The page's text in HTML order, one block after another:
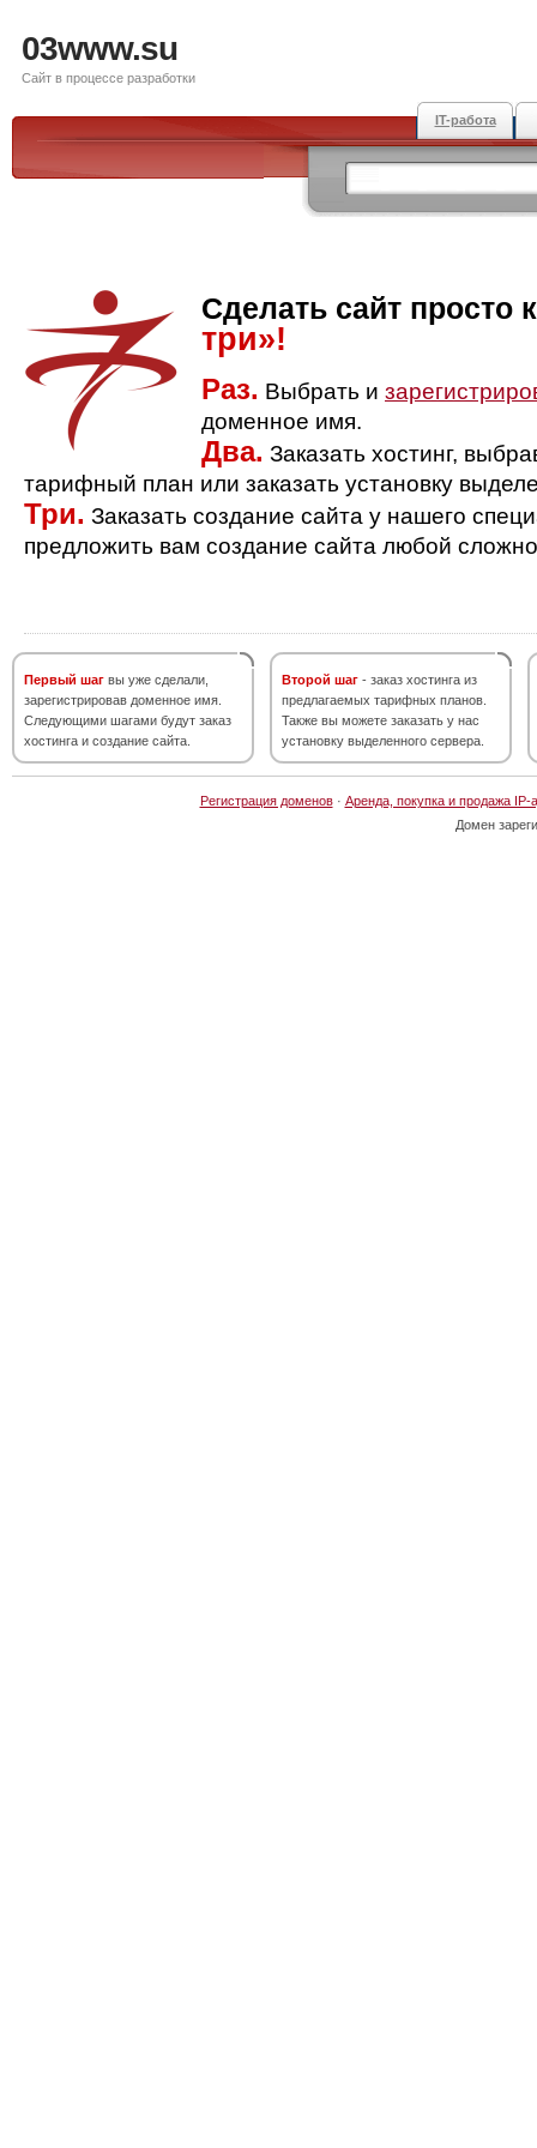
03www.su
Сайт в процессе разработки
IT-работа
Сделать сайт просто
три»!
Раз. Выбрать и
доменное имя.
Два. Заказать хостинг,
тарифный план или заказать установку
Три. Заказать создание сайта у нашего
предложить вам создание сайта любой
Первый шаг вы уже сделали,
зарегистрировав доменное имя.
Следующими шагами будут заказ
хостинга и создание сайта.
Второй шаг - заказ хостинга из
предлагаемых тарифных планов.
Также вы можете заказать у нас
установку выделенного сервера.
Регистрация доменов· Аренда, покупка и продажа IP-
Домен